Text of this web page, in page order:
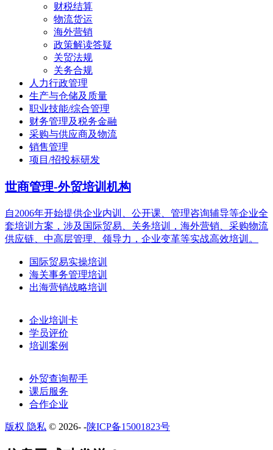
财税结算
物流货运
海外营销
政策解读答疑
关贸法规
关务合规
人力行政管理
生产与仓储及质量
职业技能/综合管理
财务管理及税务金融
采购与供应商及物流
销售管理
项目/招投标研发
世商管理-外贸培训机构
自2006年开始提供企业内训、公开课、管理咨询辅导等企业全
套培训方案，涉及国际贸易、关务培训，海外营销、采购物流
供应链、中高层管理、领导力，企业变革等实战高效培训。
国际贸易实操培训
海关事务管理培训
出海营销战略培训
企业培训卡
学员评价
培训案例
外贸查询帮手
课后服务
合作企业
版权 隐私 © 2026- -陕ICP备15001823号